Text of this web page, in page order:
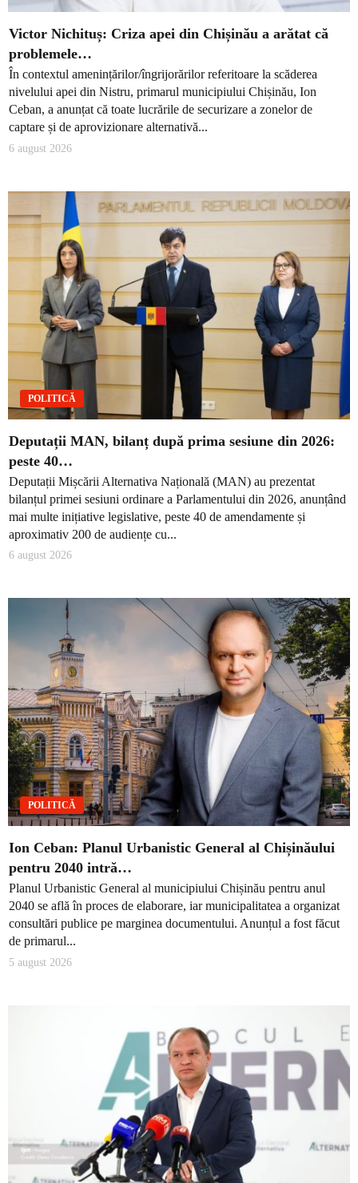
Victor Nichituș: Criza apei din Chișinău a arătat că
problemele…
În contextul amenințărilor/îngrijorărilor referitoare la scăderea
nivelului apei din Nistru, primarul municipiului Chișinău, Ion
Ceban, a anunțat că toate lucrările de securizare a zonelor de
captare și de aprovizionare alternativă...
6 august 2026
POLITICĂ
Deputații MAN, bilanț după prima sesiune din 2026:
peste 40…
Deputații Mișcării Alternativa Națională (MAN) au prezentat
bilanțul primei sesiuni ordinare a Parlamentului din 2026, anunțând
mai multe inițiative legislative, peste 40 de amendamente și
aproximativ 200 de audiențe cu...
6 august 2026
POLITICĂ
Ion Ceban: Planul Urbanistic General al Chișinăului
pentru 2040 intră…
Planul Urbanistic General al municipiului Chișinău pentru anul
2040 se află în proces de elaborare, iar municipalitatea a organizat
consultări publice pe marginea documentului. Anunțul a fost făcut
de primarul...
5 august 2026